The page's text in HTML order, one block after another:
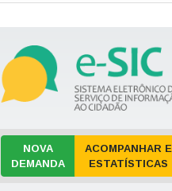
NOVA
DEMANDA
ACOMPANHAR E
ESTATÍSTICAS